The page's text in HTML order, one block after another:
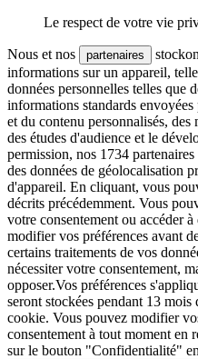
Le respect de votre vie
Nous et nos partenaires
informations sur un appareil,
données personnelles telles que
informations standards
et du contenu personnalisés,
des études d'audience et le
permission, nos 1734
des données de géolocalisation
d'appareil. En cliquant, vous
décrits précédemment. Vous
votre consentement ou accéder
modifier vos préférences avant
certains traitements de vos
nécessiter votre consentement,
opposer.Vos préférences
seront stockées pendant 13
cookie. Vous pouvez modifier
consentement à tout moment en
sur le bouton "Confidentialité"